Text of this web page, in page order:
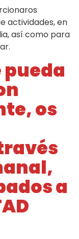
actividades, en
así como para
pueda
os
a